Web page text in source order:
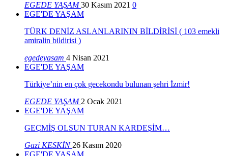
EGEDE YAŞAM30 Kasım 2021 0
EGE'DE YAŞAM
TÜRK DENİZ ASLANLARININ BİLDİRİSİ ( 103 emekli
amiralin bildirisi )
egedeyasam 4 Nisan 2021
EGE'DE YAŞAM
Türkiye’nin en çok gecekondu bulunan şehri İzmir!
EGEDE YAŞAM2 Ocak 2021
EGE'DE YAŞAM
GEÇMİŞ OLSUN TURAN KARDEŞİM…
Gazi KESKİN26 Kasım 2020